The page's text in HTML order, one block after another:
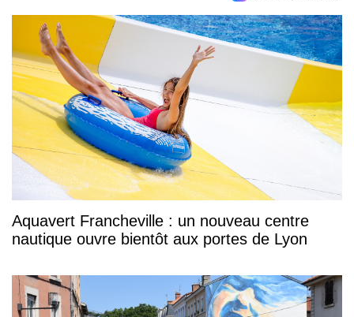
Aquavert Francheville : un nouveau centre
nautique ouvre bientôt aux portes de Lyon